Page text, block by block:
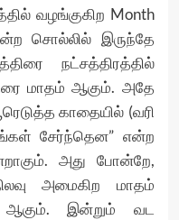
வழங்குகிற Month
சொல்லில் இருந்தே
நட்சத்திரத்தில்
மாதம் ஆகும். அதே
காதையில் (வரி
சேர்ந்தென” என்ற
அது போன்றே,
அமைகிற மாதம்
ஆகும். இன்றும் வட